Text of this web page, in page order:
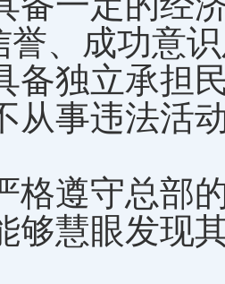
誉、成功意
独立承担民
事违法活动
遵守总部的
慧眼发现其